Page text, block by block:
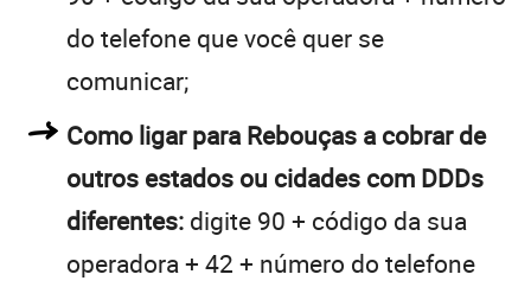
do telefone que você quer se
comunicar;
Como ligar para Rebouças a cobrar de
outros estados ou cidades com DDDs
diferentes: digite 90 + código da sua
operadora + 42 + número do telefone